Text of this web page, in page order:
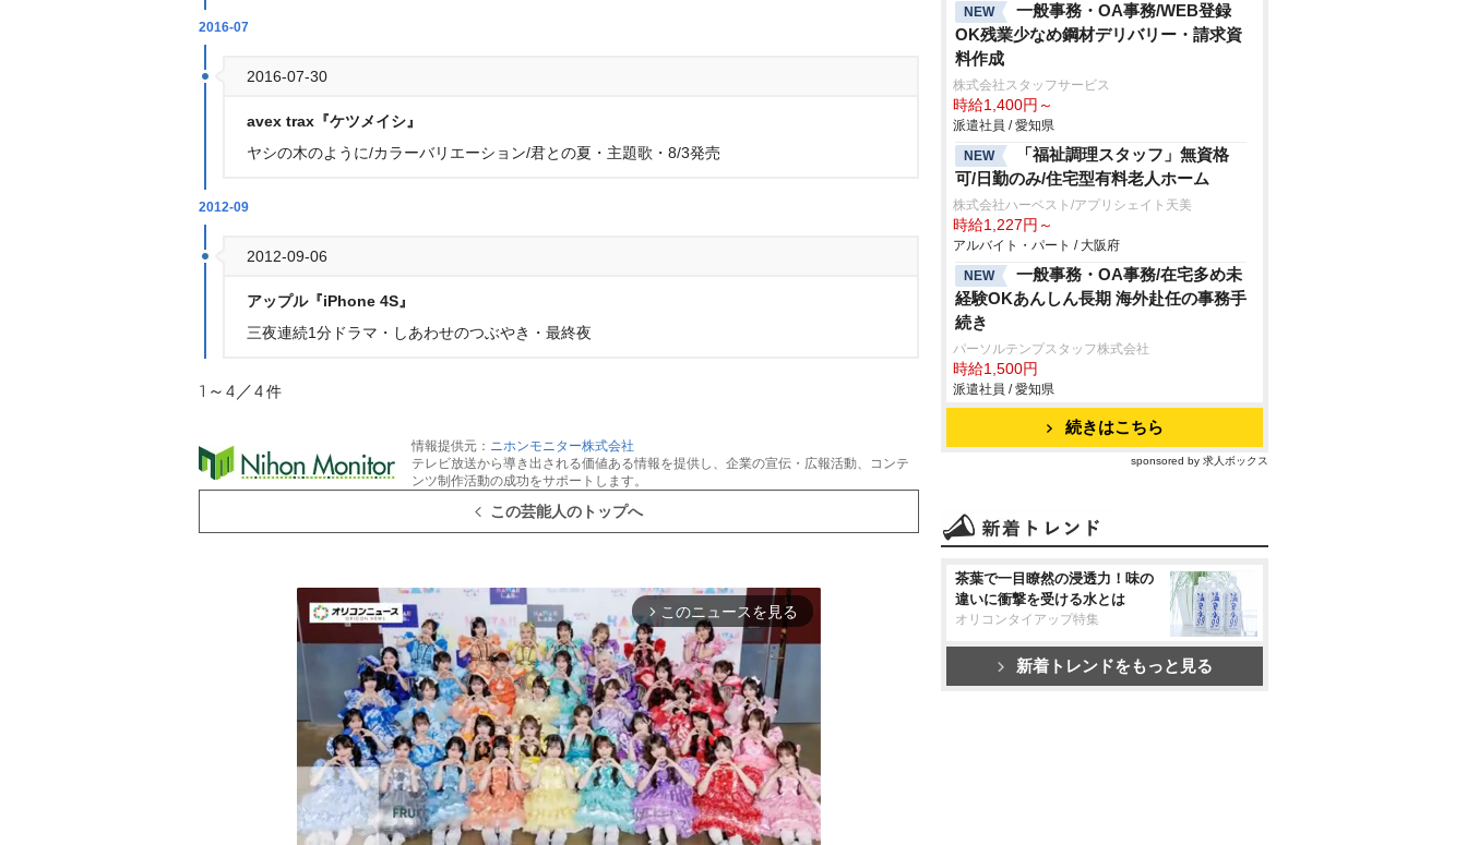
2016-07
2016-07-30
avex trax『ケツメイシ』
ヤシの木のように/カラーバリエーション/君との夏・主題歌・8/3発売
2012-09
2012-09-06
アップル『iPhone 4S』
三夜連続1分ドラマ・しあわせのつぶやき・最終夜
1～4／4件
情報提供元： ニホンモニター株式会社
テレビ放送から導き出される価値ある情報を提供し、企業の宣伝・広報活動、コンテ
ンツ制作活動の成功をサポートします。
この芸能人のトップへ
arrow_forward_ios このニュースを見る
NEW
一般事務・OA事務/WEB登録
OK残業少なめ鋼材デリバリー・請求資
料作成
株式会社スタッフサービス
時給1,400円～
派遣社員 / 愛知県
NEW
「福祉調理スタッフ」無資格
可/日勤のみ/住宅型有料老人ホーム
株式会社ハーベスト/アプリシェイト天美
時給1,227円～
アルバイト・パート / 大阪府
NEW
一般事務・OA事務/在宅多め未
経験OKあんしん長期 海外赴任の事務手
続き
パーソルテンプスタッフ株式会社
時給1,500円
派遣社員 / 愛知県
続きはこちら
sponsored by 求人ボックス
茶葉で一目瞭然の浸透力！味の
違いに衝撃を受ける水とは
オリコンタイアップ特集
新着トレンドをもっと見る